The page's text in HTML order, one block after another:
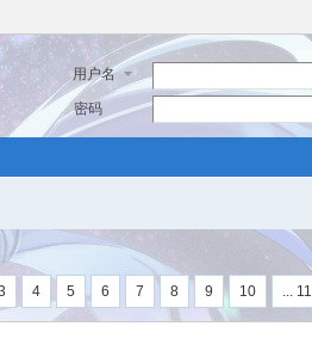
用户名
密码
4 5 6 7 8 9 10 ... 11